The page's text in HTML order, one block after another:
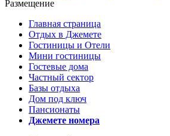
Размещение
Главная страница
Отдых в Джемете
Гостиницы и Отели
Мини гостиницы
Гостевые дома
Частный сектор
Базы отдыха
Дом под ключ
Пансионаты
Джемете номера